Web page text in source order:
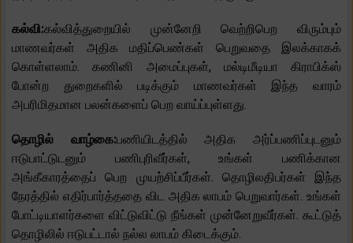
கல்வி:கல்வித்துறையில் முன்னேறி வெற்றிபெற விரும்பும்
மாணவர்கள் அதிக மதிப்பெண்கள் பெறுவதை இலக்காகக்
கொள்ளலாம். கணினி அமைப்புகள், மல்டிமீடியா கிராபிக்ஸ்
போன்ற துறைகளில் படிக்கும் மாணவர்கள் இந்த வாரம்
அபரிமிதமான பலன்களைப் பெற வாய்ப்புள்ளது.
தொழில் வாழ்கை:பணியிடத்தில் அதிக அர்ப்பணிப்புடனும்
ஈடுபாட்டுடனும் பணிபுரிவீர்கள், உங்கள் பணிக்கான
அங்கீகாரத்தைப் பெற முயற்சிப்பீர்கள். தொழிலதிபர்கள் இந்த
நேரத்தில் எதிர்பார்த்ததை விட அதிக லாபம் பெறுவார்கள். உங்கள்
போட்டியாளர்களை விட்டுவிட்டு நீங்கள் முன்னேறுவீர்கள். கூட்டுத்
தொழிலில் ஈடுபட்டால் நல்ல லாபம் கிடைக்கும்.